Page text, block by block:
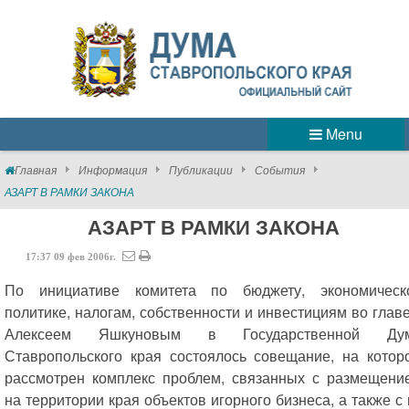
Menu
Главная Информация Публикации
События
АЗАРТ В РАМКИ ЗАКОНА
АЗАРТ В РАМКИ ЗАКОНА
17:37 09 фев 2006г.
По инициативе комитета по бюджету,
политике, налогам, собственности и инвестициям во
Алексеем Яшкуновым в Государственной
Ставропольского края состоялось совещание, на
рассмотрен комплекс проблем, связанных с
на территории края объектов игорного бизнеса, а также с